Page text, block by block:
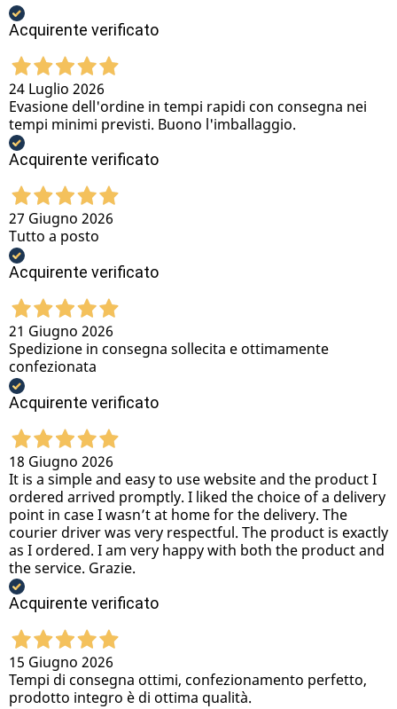
Acquirente verificato
24 Luglio 2026
Evasione dell'ordine in tempi rapidi con consegna nei
tempi minimi previsti. Buono l'imballaggio.
Acquirente verificato
27 Giugno 2026
Tutto a posto
Acquirente verificato
21 Giugno 2026
Spedizione in consegna sollecita e ottimamente
confezionata
Acquirente verificato
18 Giugno 2026
It is a simple and easy to use website and the product I
ordered arrived promptly. I liked the choice of a delivery
point in case I wasn’t at home for the delivery. The
courier driver was very respectful. The product is exactly
as I ordered. I am very happy with both the product and
the service. Grazie.
Acquirente verificato
15 Giugno 2026
Tempi di consegna ottimi, confezionamento perfetto,
prodotto integro è di ottima qualità.